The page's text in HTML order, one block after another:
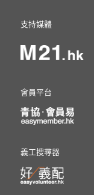
支持媒體
會員平台
義工搜尋器